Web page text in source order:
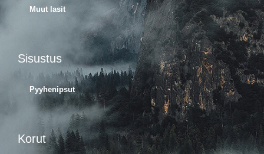
Muut lasit
Sisustus
Pyyhenipsut
Korut